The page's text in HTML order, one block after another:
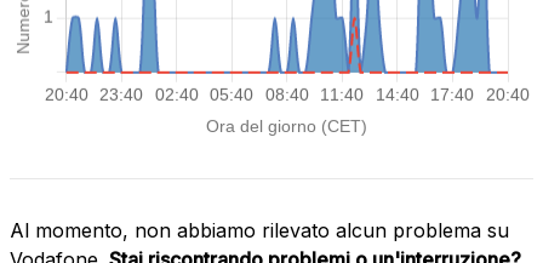
Al momento, non abbiamo rilevato alcun problema su